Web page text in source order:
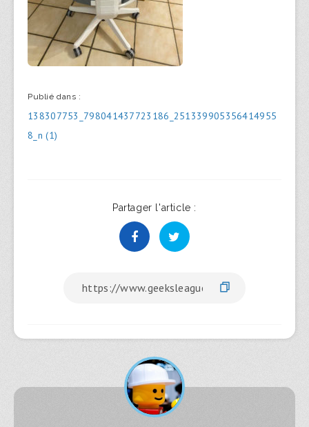
Publié dans :
Navigation
de
138307753_798041437723186_251339905356414955
8_n (1)
Partager l'article :